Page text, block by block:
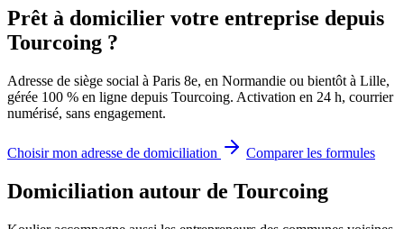
Prêt à domicilier votre entreprise depuis
Tourcoing ?
Adresse de siège social à Paris 8e, en Normandie ou bientôt à Lille,
gérée 100 % en ligne depuis Tourcoing. Activation en 24 h, courrier
numérisé, sans engagement.
Choisir mon adresse de domiciliation Comparer les formules
Domiciliation autour de Tourcoing